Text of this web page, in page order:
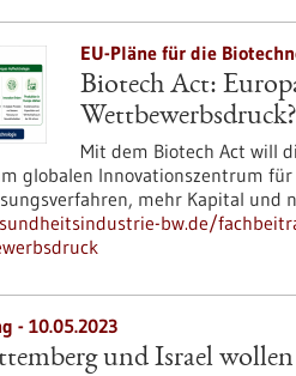
EU-Pläne für die
Biotech Act:
Wettbewerbsdruck?
Mit dem Biotech Act will
globalen Innovationszentrum
mehr Kapital und
bw.de/
- 10.05.2023
und Israel